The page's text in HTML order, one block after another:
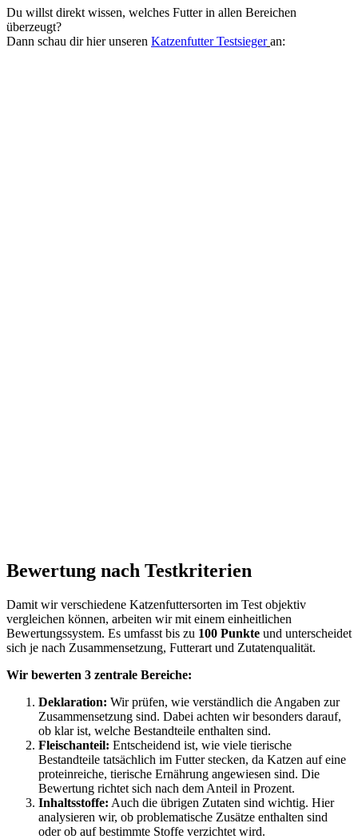
Du willst direkt wissen, welches Futter in allen Bereichen
überzeugt?
Dann schau dir hier unseren Katzenfutter Testsieger an:
Bewertung nach Testkriterien
Damit wir verschiedene Katzenfuttersorten im Test objektiv
vergleichen können, arbeiten wir mit einem einheitlichen
Bewertungssystem. Es umfasst bis zu 100 Punkte und unterscheidet
sich je nach Zusammensetzung, Futterart und Zutatenqualität.
Wir bewerten 3 zentrale Bereiche:
Deklaration: Wir prüfen, wie verständlich die Angaben zur
Zusammensetzung sind. Dabei achten wir besonders darauf,
ob klar ist, welche Bestandteile enthalten sind.
Fleischanteil: Entscheidend ist, wie viele tierische
Bestandteile tatsächlich im Futter stecken, da Katzen auf eine
proteinreiche, tierische Ernährung angewiesen sind. Die
Bewertung richtet sich nach dem Anteil in Prozent.
Inhaltsstoffe: Auch die übrigen Zutaten sind wichtig. Hier
analysieren wir, ob problematische Zusätze enthalten sind
oder ob auf bestimmte Stoffe verzichtet wird.